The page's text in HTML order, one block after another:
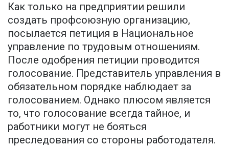
Как только на предприятии решили
создать профсоюзную организацию,
посылается петиция в Национальное
управление по трудовым отношениям.
После одобрения петиции проводится
голосование. Представитель управления в
обязательном порядке наблюдает за
голосованием. Однако плюсом является
то, что голосование всегда тайное, и
работники могут не бояться
преследования со стороны работодателя.